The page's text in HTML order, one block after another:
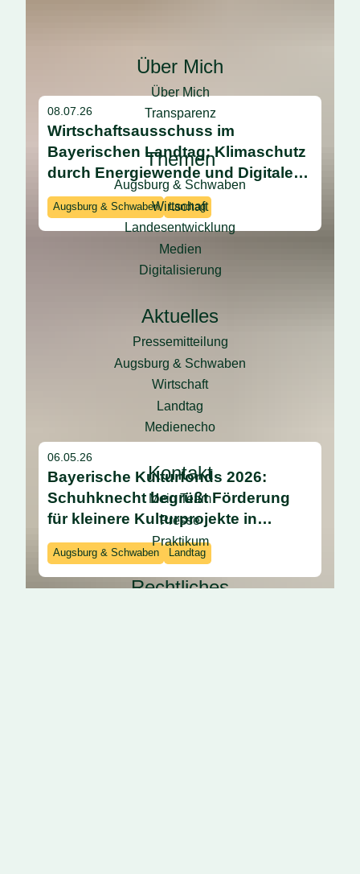
08.07.26
Wirtschaftsausschuss im
Bayerischen Landtag: Klimaschutz
durch Energiewende und Digitale
Souveränität
Augsburg & Schwaben Landtag
06.05.26
Bayerische Kulturfonds 2026:
Schuhknecht begrüßt Förderung
für kleinere Kulturprojekte in
Augsburg
Augsburg & Schwaben Landtag
Über Mich
Über Mich
Transparenz
Themen
Augsburg & Schwaben
Wirtschaft
Landesentwicklung
Medien
Digitalisierung
Aktuelles
Pressemitteilung
Augsburg & Schwaben
Wirtschaft
Landtag
Medienecho
Kontakt
Mein Team
Presse
Praktikum
Rechtliches